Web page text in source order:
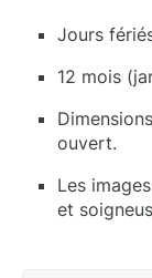
Jours
12 mois
ouvert.
Les
et